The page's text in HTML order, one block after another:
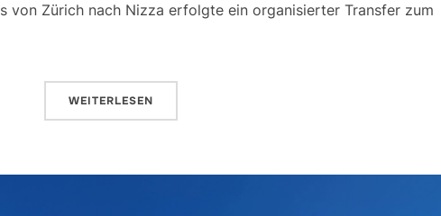
von Zürich nach Nizza erfolgte ein organisierter Transfer zum
WEITERLESEN